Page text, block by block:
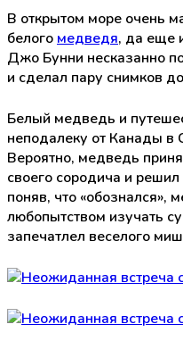
В открытом море очень
белого медведя, да еще
Джо Бунни несказанно
и сделал пару снимков
Белый медведь и
неподалеку от Канады
Вероятно, медведь
своего сородича и
поняв, что «обознался»,
любопытством изучать
запечатлел веселого